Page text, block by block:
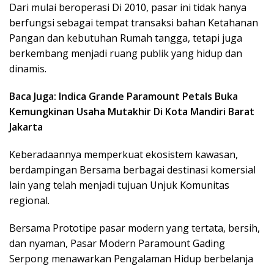
Dari mulai beroperasi Di 2010, pasar ini tidak hanya
berfungsi sebagai tempat transaksi bahan Ketahanan
Pangan dan kebutuhan Rumah tangga, tetapi juga
berkembang menjadi ruang publik yang hidup dan
dinamis.
Baca Juga: Indica Grande Paramount Petals Buka
Kemungkinan Usaha Mutakhir Di Kota Mandiri Barat
Jakarta
Keberadaannya memperkuat ekosistem kawasan,
berdampingan Bersama berbagai destinasi komersial
lain yang telah menjadi tujuan Unjuk Komunitas
regional.
Bersama Prototipe pasar modern yang tertata, bersih,
dan nyaman, Pasar Modern Paramount Gading
Serpong menawarkan Pengalaman Hidup berbelanja